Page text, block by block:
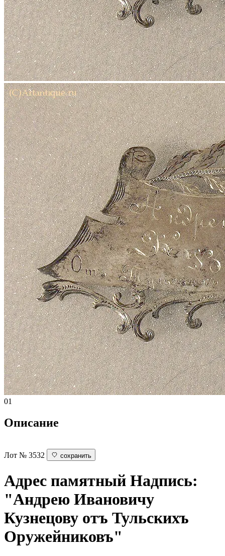
01
Описание
Лот № 3532 сохранить
Адрес памятный Надпись:
"Андрею Ивановичу
Кузнецову отъ Тульскихъ
Оружейниковъ"